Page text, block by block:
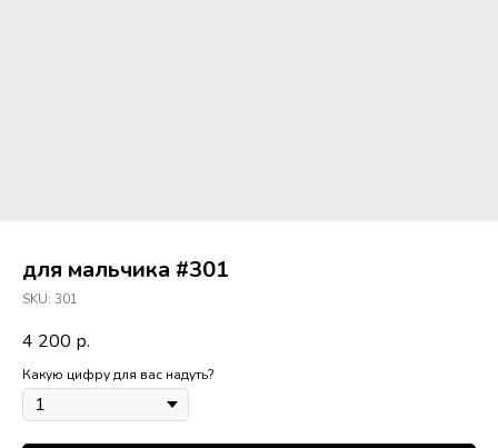
для мальчика #301
SKU: 301
4 200 р.
Какую цифру для вас надуть?